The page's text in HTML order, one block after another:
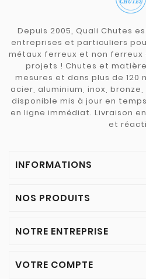
Depuis 2005, Quali Chutes
entreprises et particuliers
métaux ferreux et non ferreux
projets ! Chutes et
mesures et dans plus de 120
acier, aluminium, inox,
disponible mis à jour en
en ligne immédiat. Livraison
et
INFORMATIONS
NOS PRODUITS
NOTRE ENTREPRISE
VOTRE COMPTE